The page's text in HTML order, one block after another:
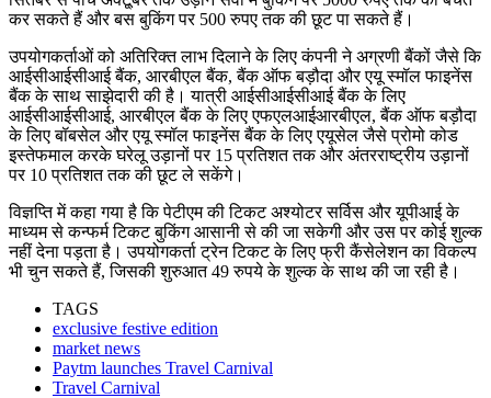
कर सकते हैं और बस बुकिंग पर 500 रुपए तक की छूट पा सकते हैं।
उपयोगकर्ताओं को अतिरिक्त लाभ दिलाने के लिए कंपनी ने अग्रणी बैंकों जैसे कि
आईसीआईसीआई बैंक, आरबीएल बैंक, बैंक ऑफ बड़ौदा और एयू स्मॉल फाइनेंस
बैंक के साथ साझेदारी की है। यात्री आईसीआईसीआई बैंक के लिए
आईसीआईसीआई, आरबीएल बैंक के लिए एफएलआईआरबीएल, बैंक ऑफ बड़ौदा
के लिए बॉबसेल और एयू स्मॉल फाइनेंस बैंक के लिए एयूसेल जैसे प्रोमो कोड
इस्तेफमाल करके घरेलू उड़ानों पर 15 प्रतिशत तक और अंतरराष्ट्रीय उड़ानों
पर 10 प्रतिशत तक की छूट ले सकेंगे।
विज्ञप्ति में कहा गया है कि पेटीएम की टिकट अश्योटर सर्विस और यूपीआई के
माध्यम से कन्फर्म टिकट बुकिंग आसानी से की जा सकेगी और उस पर कोई शुल्क
नहीं देना पड़ता है। उपयोगकर्ता ट्रेन टिकट के लिए फ्री कैंसेलेशन का विकल्प
भी चुन सकते हैं, जिसकी शुरुआत 49 रुपये के शुल्क के साथ की जा रही है।
TAGS
exclusive festive edition
market news
Paytm launches Travel Carnival
Travel Carnival